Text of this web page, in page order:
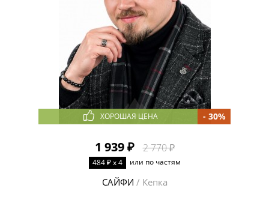
ХОРОШАЯ ЦЕНА
1 939 ₽ 2 770 ₽
- 30%
484 ₽ x 4 или по частям
САЙФИ / Кепка